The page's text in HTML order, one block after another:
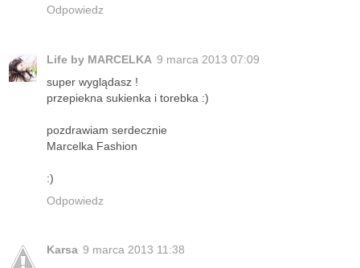
Odpowiedz
Life by MARCELKA 9 marca 2013 07:09
super wyglądasz !
przepiekna sukienka i torebka :)
pozdrawiam serdecznie
Marcelka Fashion
:)
Odpowiedz
Karsa 9 marca 2013 11:38